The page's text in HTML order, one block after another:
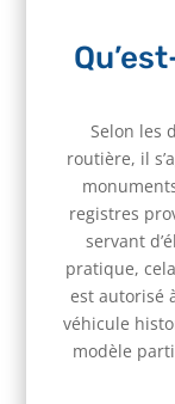
Selon les
routière, il
registres
servant
pratique,
est autorisé
véhicule
modèle